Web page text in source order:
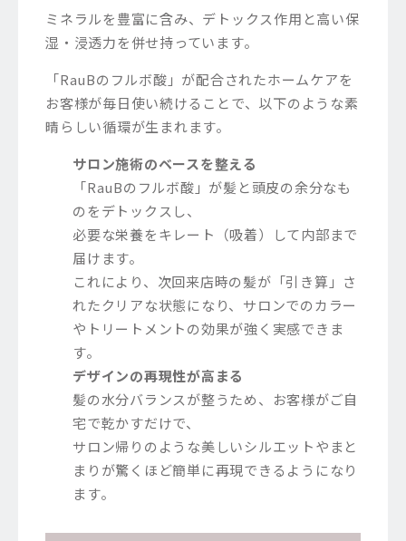
ミネラルを豊富に含み、デトックス作用と高い保
湿・浸透力を併せ持っています。
「RauBのフルボ酸」が配合されたホームケアを
お客様が毎日使い続けることで、以下のような素
晴らしい循環が生まれます。
サロン施術のベースを整える
「RauBのフルボ酸」が髪と頭皮の余分なも
のをデトックスし、
必要な栄養をキレート（吸着）して内部まで
届けます。
これにより、次回来店時の髪が「引き算」さ
れたクリアな状態になり、サロンでのカラー
やトリートメントの効果が強く実感できま
す。
デザインの再現性が高まる
髪の水分バランスが整うため、お客様がご自
宅で乾かすだけで、
サロン帰りのような美しいシルエットやまと
まりが驚くほど簡単に再現できるようになり
ます。